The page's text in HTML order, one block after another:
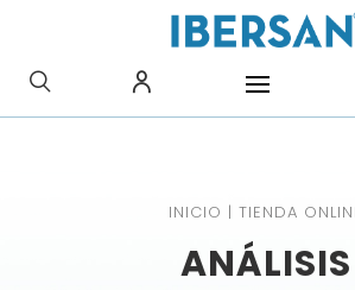
INICIO | TIENDA
ANÁLISIS
¿QUE